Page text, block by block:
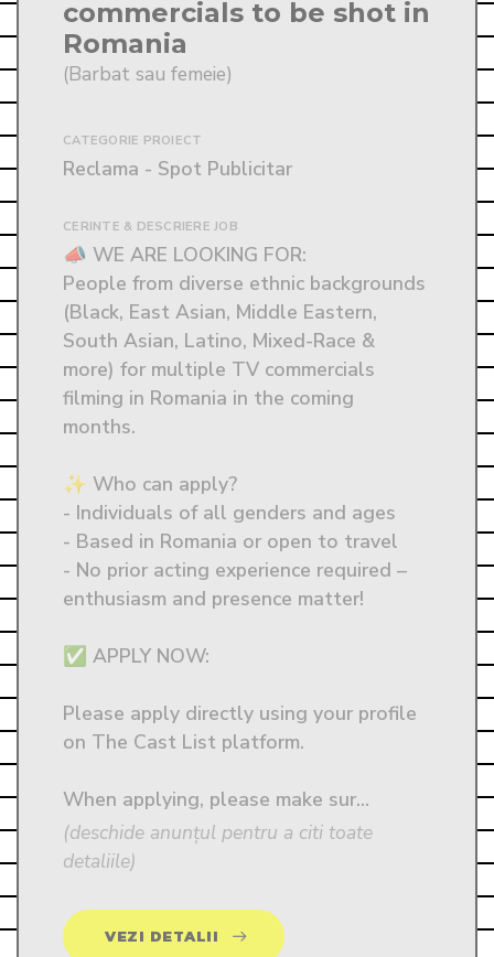
commercials to be shot in
Romania
(Barbat sau femeie)
CATEGORIE PROIECT
Reclama - Spot Publicitar
CERINTE & DESCRIERE JOB
📣 WE ARE LOOKING FOR:
People from diverse ethnic backgrounds
(Black, East Asian, Middle Eastern,
South Asian, Latino, Mixed-Race &
more) for multiple TV commercials
filming in Romania in the coming
months.
✨ Who can apply?
- Individuals of all genders and ages
- Based in Romania or open to travel
- No prior acting experience required –
enthusiasm and presence matter!
✅ APPLY NOW:
Please apply directly using your profile
on The Cast List platform.
When applying, please make sur...
(deschide anunțul pentru a citi toate
detaliile)
VEZI DETALII